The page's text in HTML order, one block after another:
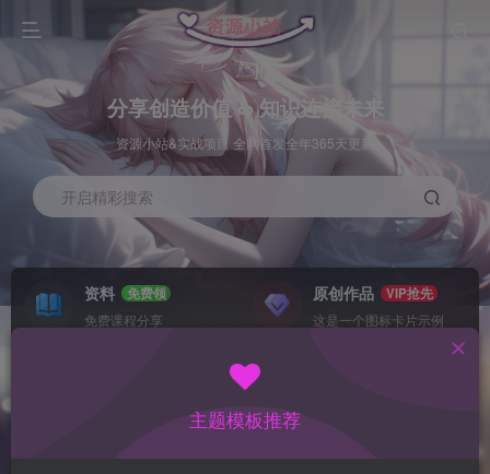
分享创造价值 ∞ 知识连接未来
资源小站&实战项目 全网首发全年365天更新
开启精彩搜索
资料
免费领
免费课程分享
原创作品
VIP抢先
这是一个图标卡片示例
主题模板推荐